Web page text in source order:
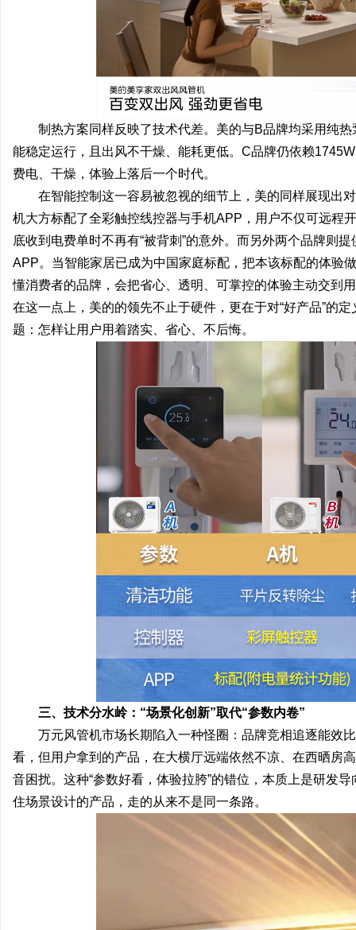
制热方案同样反映了技术代差。美的与B品牌均采用纯
能稳定运行，且出风不干燥、能耗更低。C品牌仍依赖
费电、干燥，体验上落后一个时代。
在智能控制这一容易被忽视的细节上，美的同样展现出
机大方标配了全彩触控线控器与手机APP，用户不仅可远
底收到电费单时不再有“被背刺”的意外。而另外两个品牌则
APP。当智能家居已成为中国家庭标配，把本该标配的体验
懂消费者的品牌，会把省心、透明、可掌控的体验主动交到
在这一点上，美的的领先不止于硬件，更在于对“好产品”
题：怎样让用户用着踏实、省心、不后悔。
三、技术分水岭：“场景化创新”取代“参数内卷”
万元风管机市场长期陷入一种怪圈：品牌竞相追逐能效
看，但用户拿到的产品，在大横厅远端依然不凉、在西晒房
音困扰。这种“参数好看，体验拉胯”的错位，本质上是研
住场景设计的产品，走的从来不是同一条路。